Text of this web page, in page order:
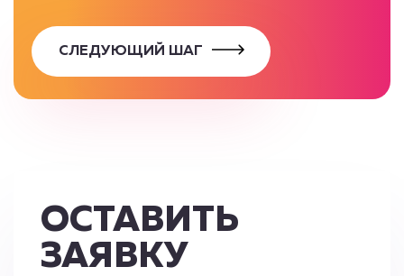
СЛЕДУЮЩИЙ ШАГ
ОСТАВИТЬ
ЗАЯВКУ